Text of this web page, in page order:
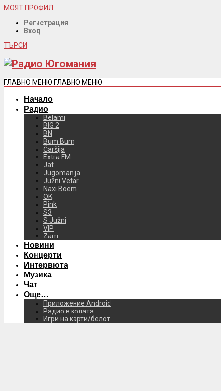
МОЯТ ПРОФИЛ
Регистрация
Вход
ТЪРСИ
ГЛАВНО МЕНЮ ГЛАВНО МЕНЮ
Начало
Радио
Belami
BIG 2
BN
Bum Bum
Čaršija
Extra FM
Jat
Jugomanija
Južni Vetar
Naxi Boem
OK
Pink
S3
S Južni
VIP
Zam
Новини
Концерти
Интервюта
Музика
Чат
Още…
Приложение Android
Радио в колата
Игри на карти/белот